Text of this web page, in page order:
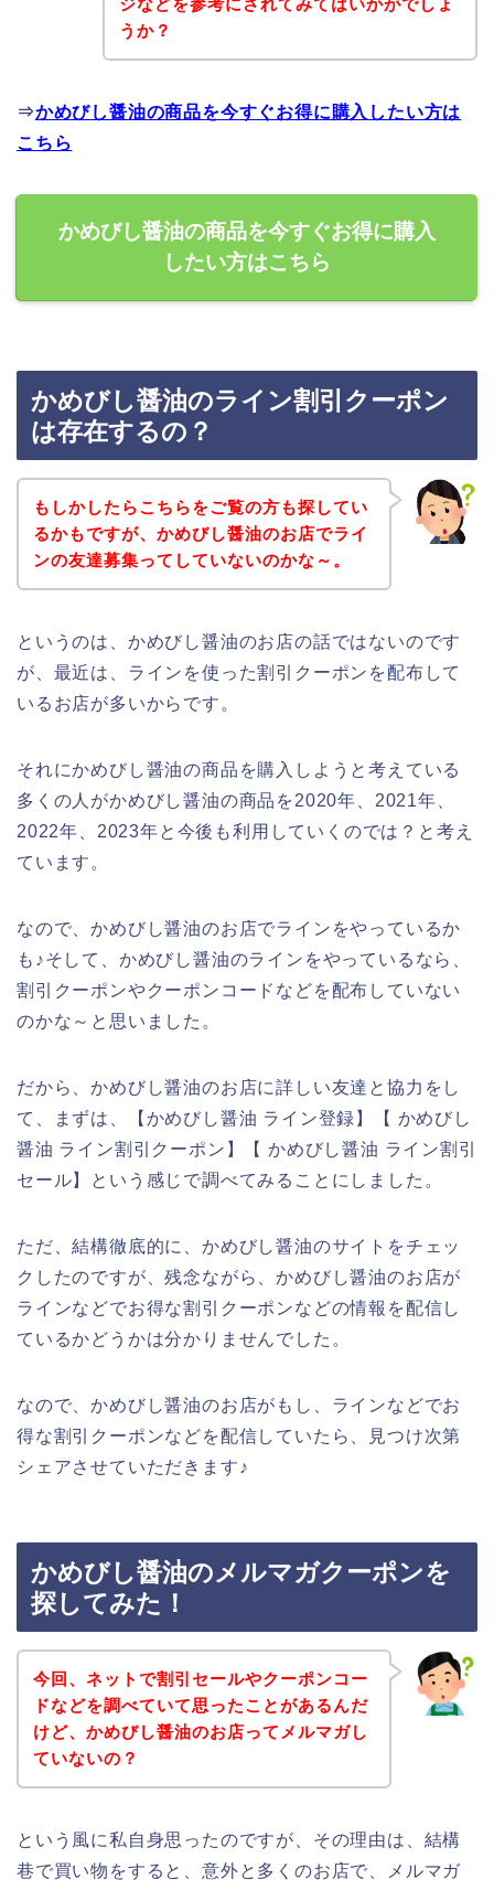
ジなどを参考にされてみてはいかがでしょ
うか？
⇒かめびし醤油の商品を今すぐお得に購入したい方は
こちら
かめびし醤油の商品を今すぐお得に購入
したい方はこちら
かめびし醤油のライン割引クーポン
は存在するの？
もしかしたらこちらをご覧の方も探してい
るかもですが、かめびし醤油のお店でライ
ンの友達募集ってしていないのかな～。
というのは、かめびし醤油のお店の話ではないのです
が、最近は、ラインを使った割引クーポンを配布して
いるお店が多いからです。
それにかめびし醤油の商品を購入しようと考えている
多くの人がかめびし醤油の商品を2020年、2021年、
2022年、2023年と今後も利用していくのでは？と考え
ています。
なので、かめびし醤油のお店でラインをやっているか
も♪そして、かめびし醤油のラインをやっているなら、
割引クーポンやクーポンコードなどを配布していない
のかな～と思いました。
だから、かめびし醤油のお店に詳しい友達と協力をし
て、まずは、【かめびし醤油 ライン登録】【 かめびし
醤油 ライン割引クーポン】【 かめびし醤油 ライン割引
セール】という感じで調べてみることにしました。
ただ、結構徹底的に、かめびし醤油のサイトをチェッ
クしたのですが、残念ながら、かめびし醤油のお店が
ラインなどでお得な割引クーポンなどの情報を配信し
ているかどうかは分かりませんでした。
なので、かめびし醤油のお店がもし、ラインなどでお
得な割引クーポンなどを配信していたら、見つけ次第
シェアさせていただきます♪
かめびし醤油のメルマガクーポンを
探してみた！
今回、ネットで割引セールやクーポンコー
ドなどを調べていて思ったことがあるんだ
けど、かめびし醤油のお店ってメルマガし
ていないの？
という風に私自身思ったのですが、その理由は、結構
巷で買い物をすると、意外と多くのお店で、メルマガ